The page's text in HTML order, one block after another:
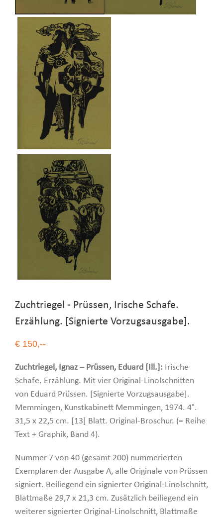
Zuchtriegel - Prüssen, Irische Schafe.
Erzählung. [Signierte Vorzugsausgabe].
€ 150,--
Zuchtriegel, Ignaz – Prüssen, Eduard [Ill.]: Irische
Schafe. Erzählung. Mit vier Original-Linolschnitten
von Eduard Prüssen. [Signierte Vorzugsausgabe].
Memmingen, Kunstkabinett Memmingen, 1974. 4°.
31,5 x 22,5 cm. [13] Blatt. Original-Broschur. (= Reihe
Text + Graphik, Band 4).
Nummer 7 von 40 (gesamt 200) nummerierten
Exemplaren der Ausgabe A, alle Originale von Prüssen
signiert. Beiliegend ein signierter Original-Linolschnitt,
Blattmaße 29,7 x 21,3 cm. Zusätzlich beiliegend ein
weiterer signierter Original-Linolschnitt, Blattmaße